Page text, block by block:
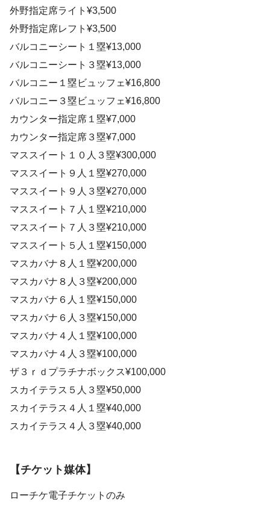
外野指定席ライト¥3,500
外野指定席レフト¥3,500
バルコニーシート１塁¥13,000
バルコニーシート３塁¥13,000
バルコニー１塁ビュッフェ¥16,800
バルコニー３塁ビュッフェ¥16,800
カウンター指定席１塁¥7,000
カウンター指定席３塁¥7,000
マススイート１０人３塁¥300,000
マススイート９人１塁¥270,000
マススイート９人３塁¥270,000
マススイート７人１塁¥210,000
マススイート７人３塁¥210,000
マススイート５人１塁¥150,000
マスカバナ８人１塁¥200,000
マスカバナ８人３塁¥200,000
マスカバナ６人１塁¥150,000
マスカバナ６人３塁¥150,000
マスカバナ４人１塁¥100,000
マスカバナ４人３塁¥100,000
ザ３ｒｄプラチナボックス¥100,000
スカイテラス５人３塁¥50,000
スカイテラス４人１塁¥40,000
スカイテラス４人３塁¥40,000
【チケット媒体】
ローチケ電子チケットのみ